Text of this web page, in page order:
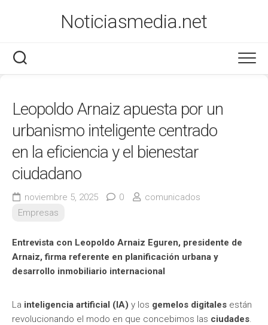
Noticiasmedia.net
Salud
Marketing
Varios
Leopoldo Arnaiz apuesta por un
urbanismo inteligente centrado
en la eficiencia y el bienestar
ciudadano
noviembre 5, 2025 0
comunicados
Empresas
Entrevista con Leopoldo Arnaiz Eguren, presidente de
Arnaiz, firma referente en planificación urbana y
desarrollo inmobiliario internacional
La inteligencia artificial (IA) y los gemelos digitales están
revolucionando el modo en que concebimos las ciudades.